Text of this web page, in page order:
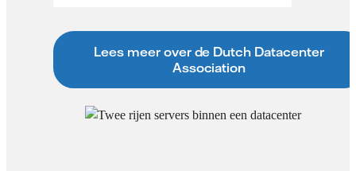
Lees meer over de Dutch Datacenter
Association